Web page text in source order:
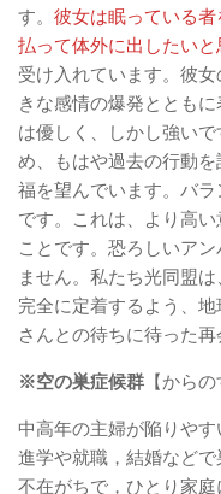
す。 彼女は眠っている
払って体外に出したいと
受け入れています。彼
きな感情の爆発ととも
は優しく、しかし強い
め、もはや過去の行動
福を望んでいます。バ
です。これは、より高
ことです。恐ろしいア
ません。私たち光同盟
完全に定着するよう、
さんとの待ちに待った
※空の巣症候群 【から
中高年の主婦が陥りや
進学や就職，結婚など
不在がちで，ひとり家